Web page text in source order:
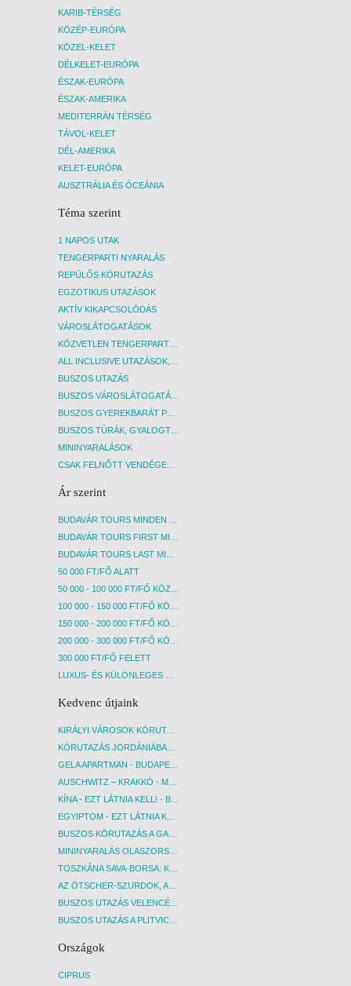
KARIB-TÉRSÉG
KÖZÉP-EURÓPA
KÖZEL-KELET
DÉLKELET-EURÓPA
ÉSZAK-EURÓPA
ÉSZAK-AMERIKA
MEDITERRÁN TÉRSÉG
TÁVOL-KELET
DÉL-AMERIKA
KELET-EURÓPA
AUSZTRÁLIA ÉS ÓCEÁNIA
Téma szerint
1 NAPOS UTAK
TENGERPARTI NYARALÁS
REPÜLŐS KÖRUTAZÁS
EGZOTIKUS UTAZÁSOK
AKTÍV KIKAPCSOLÓDÁS
VÁROSLÁTOGATÁSOK
KÖZVETLEN TENGERPARTI SZÁLLÁSOK
ALL INCLUSIVE UTAZÁSOK, NYARALÁSOK
BUSZOS UTAZÁS
BUSZOS VÁROSLÁTOGATÁSOK
BUSZOS GYEREKBARÁT PROGRAMOK
BUSZOS TÚRÁK, GYALOGTÚRÁK
MININYARALÁSOK
CSAK FELNŐTT VENDÉGEKET FOGADÓ SZÁLLÁSOK
Ár szerint
BUDAVÁR TOURS MINDEN AKCIÓS ÚT
BUDAVÁR TOURS FIRST MINUTE AKCIÓS UTAK
BUDAVÁR TOURS LAST MINUTE AKCIÓS UTAK
50 000 FT/FŐ ALATT
50 000 - 100 000 FT/FŐ KÖZÖTT
100 000 - 150 000 FT/FŐ KÖZÖTT
150 000 - 200 000 FT/FŐ KÖZÖTT
200 000 - 300 000 FT/FŐ KÖZÖTT
300 000 FT/FŐ FELETT
LUXUS- ÉS KÜLÖNLEGES UTAK
Kedvenc útjaink
KIRÁLYI VÁROSOK KÖRUTAZÁS KÖZVETLEN REPÜLŐJÁRATTAL - BUDAPEST, REPÜLŐ
KÖRUTAZÁS JORDÁNIÁBAN, HOLT-TENGERI PIHENÉSSEL - BUDAPEST, REPÜLŐ
GELA APARTMAN - BUDAPEST, REPÜLŐ
AUSCHWITZ – KRAKKÓ - MEGRÁZÓ IDŐUTAZÁS! - BUDAPEST, BUSZ
KÍNA - EZT LÁTNIA KELL! - BUDAPEST, REPÜLŐ
EGYIPTOM - EZT LÁTNIA KELL! - BUDAPEST, REPÜLŐ
BUSZOS KÖRUTAZÁS A GARDA-TÓ KÖRNYÉKÉN - BUDAPEST, BUSZ
MININYARALÁS OLASZORSZÁGBAN: ÉSZAK-OLASZ GYÖNGYSZEMEK NYOMÁBAN - BUDAPEST, BUSZ
TOSZKÁNA SAVA-BORSA: KÓSTOLÓK ÉS KULTURÁLIS UTAZÁS - BUDAPEST, BUSZ
AZ ÖTSCHER-SZURDOK, AUSZTRIA GRAND CANYONJA - BUDAPEST, BUSZ
BUSZOS UTAZÁS VELENCÉBE - BUDAPEST, BUSZ
BUSZOS UTAZÁS A PLITVICEI-TAVAK NEMZETI PARKBA - BUDAPEST, BUSZ
Országok
CIPRUS